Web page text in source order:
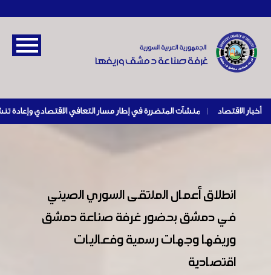
أخبار الاقتصاد |
انطلاق أعمال الملتقى السوري الصيني
في دمشق بحضور غرفة صناعة دمشق
وريفها وجهات رسمية وفعاليات
اقتصادية